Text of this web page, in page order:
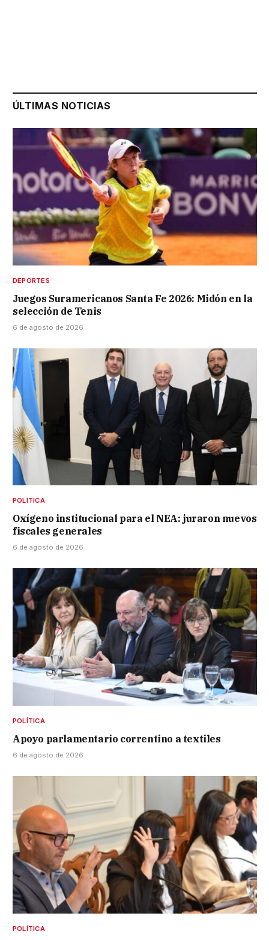
ÚLTIMAS NOTICIAS
DEPORTES
Juegos Suramericanos Santa Fe 2026: Midón en la
selección de Tenis
6 de agosto de 2026
POLÍTICA
Oxígeno institucional para el NEA: juraron nuevos
fiscales generales
6 de agosto de 2026
POLÍTICA
Apoyo parlamentario correntino a textiles
6 de agosto de 2026
POLÍTICA